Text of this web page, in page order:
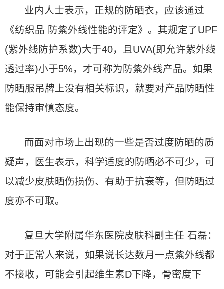
业内人士表示，正规的防晒衣，应该通过
《纺织品 防紫外线性能的评定》。其规定了UPF
(紫外线防护系数)大于40，且UVA(即允许紫外线
透过率)小于5%，才可称为防紫外线产品。如果
防晒服吊牌上没有相关标识，就要对产品防晒性
能保持审慎态度。
而面对市场上出现的一些是否过度防晒的质
疑声，医生表示，科学适度的防晒必不可少，可
以减少皮肤晒伤损伤、有助于抗衰等，但防晒过
度亦不可取。
复旦大学附属华东医院皮肤科副主任 石磊：
对于正常人来说，如果说长达数月一点紫外线都
不接收，可能会引起维生素D下降，骨密度下